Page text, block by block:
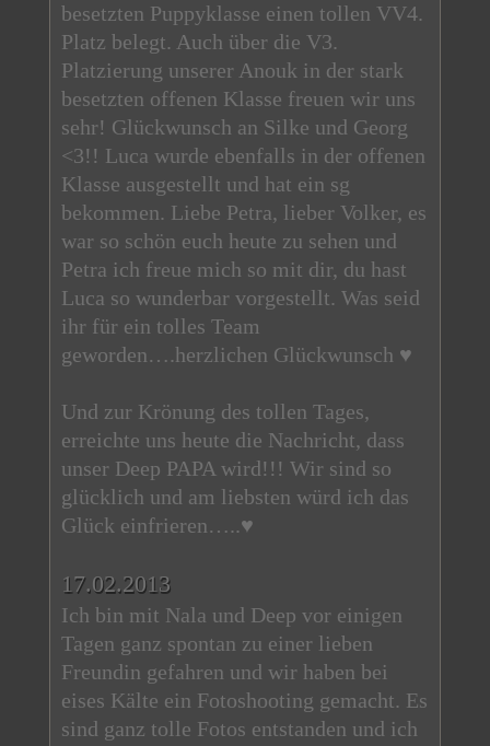
besetzten Puppyklasse einen tollen VV4.
Platz belegt. Auch über die V3.
Platzierung unserer Anouk in der stark
besetzten offenen Klasse freuen wir uns
sehr! Glückwunsch an Silke und Georg
<3!! Luca wurde ebenfalls in der offenen
Klasse ausgestellt und hat ein sg
bekommen. Liebe Petra, lieber Volker, es
war so schön euch heute zu sehen und
Petra ich freue mich so mit dir, du hast
Luca so wunderbar vorgestellt. Was seid
ihr für ein tolles Team
geworden….herzlichen Glückwunsch ♥
Und zur Krönung des tollen Tages,
erreichte uns heute die Nachricht, dass
unser Deep PAPA wird!!! Wir sind so
glücklich und am liebsten würd ich das
Glück einfrieren…..♥
17.02.2013
Ich bin mit Nala und Deep vor einigen
Tagen ganz spontan zu einer lieben
Freundin gefahren und wir haben bei
eises Kälte ein Fotoshooting gemacht. Es
sind ganz tolle Fotos entstanden und ich